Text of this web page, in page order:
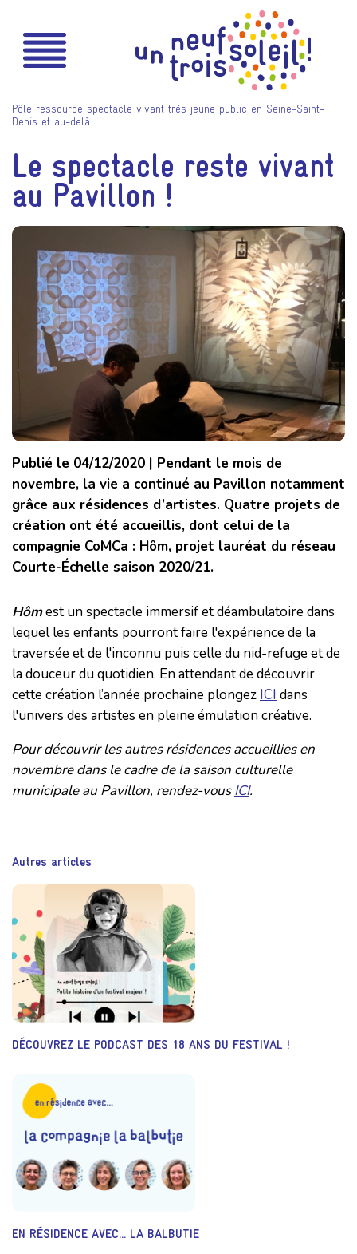
Pôle ressource spectacle vivant très jeune public en Seine-Saint-
Denis et au-delà…
Le spectacle reste vivant
au Pavillon !
Publié le 04/12/2020 | Pendant le mois de
novembre, la vie a continué au Pavillon notamment
grâce aux résidences d’artistes. Quatre projets de
création ont été accueillis, dont celui de la
compagnie CoMCa : Hôm, projet lauréat du réseau
Courte-Échelle saison 2020/21.
Hômest un spectacle immersif et déambulatoire dans
lequel les enfants pourront faire l'expérience de la
traversée et de l'inconnu puis celle du nid-refuge et de
la douceur du quotidien. En attendant de découvrir
cette création l’année prochaine plongez ICI dans
l'univers des artistes en pleine émulation créative.
Pour découvrir les autres résidences accueillies en
novembre dans le cadre de la saison culturelle
municipale au Pavillon, rendez-vousICI.
Autres articles
DÉCOUVREZ LE PODCAST DES 18 ANS DU FESTIVAL !
EN RÉSIDENCE AVEC... LA BALBUTIE